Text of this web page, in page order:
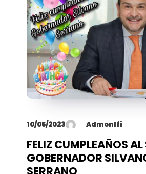
10/05/2023 AdmonIfi
FELIZ CUMPLEAÑOS AL
GOBERNADOR
SERRANO